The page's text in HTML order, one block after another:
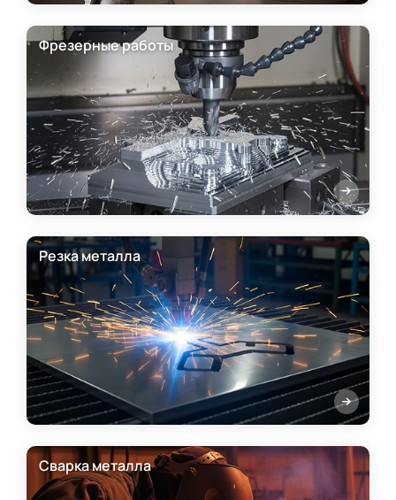
Фрезерные работы
Резка металла
Сварка металла